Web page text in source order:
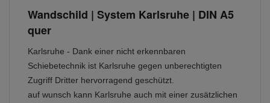
Wandschild | System Karlsruhe | DIN A5
quer
Karlsruhe - Dank einer nicht erkennbaren
Schiebetechnik ist Karlsruhe gegen unberechtigten
Zugriff Dritter hervorragend geschützt.
auf wunsch kann Karlsruhe auch mit einer zusätzlichen